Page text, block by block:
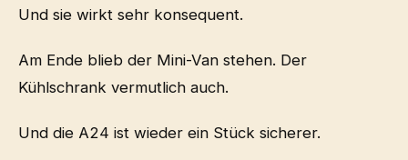
Und sie wirkt sehr konsequent.
Am Ende blieb der Mini-Van stehen. Der
Kühlschrank vermutlich auch.
Und die A24 ist wieder ein Stück sicherer.